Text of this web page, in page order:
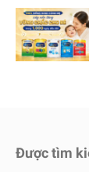
Được tìm